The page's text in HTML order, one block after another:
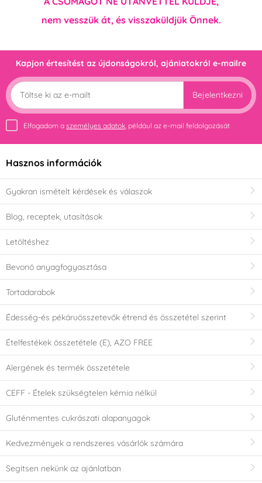
nem vesszük át, és visszaküldjük Önnek.
Kapjon értesítést az újdonságokról, ajánlatokról e-mailre
Bejelentkezni
Elfogadom a személyes adatok , például az e-mail feldolgozását
Hasznos információk
Gyakran ismételt kérdések és válaszok
Blog, receptek, utasítások
Letöltéshez
Bevonó anyagfogyasztása
Tortadarabok
Édesség-és pékáruösszetevők étrend és összetétel szerint
Ételfestékek összetétele (E), AZO FREE
Alergének és termék összetétele
CEFF - Ételek szükségtelen kémia nélkül
Gluténmentes cukrászati alapanyagok
Kedvezmények a rendszeres vásárlók számára
Segítsen nekünk az ajánlatban